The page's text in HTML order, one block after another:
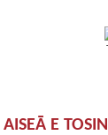
AISEĀ E